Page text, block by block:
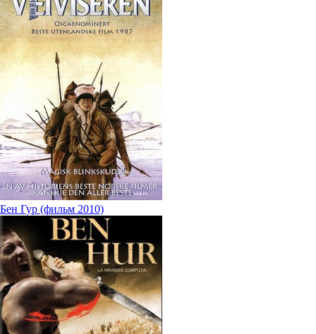
Бен Гур (фильм 2010)